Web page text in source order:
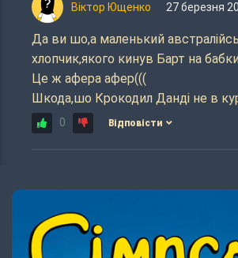
Віктор Ющенко 27 березня
Да ви шо,а маленький
хлопчик,якого кинув Барт на
Це ж афера афер(((
Шкода,шо Крокодил Данді не в
0 Відповісти